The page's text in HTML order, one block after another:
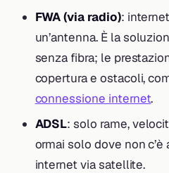
FWA (via radio):
un’antenna. È la
senza fibra; le
copertura e ostacoli,
connessione internet.
ADSL: solo rame,
ormai solo dove non
internet via satellite.